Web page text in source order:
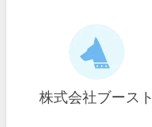
株式会社ブースト